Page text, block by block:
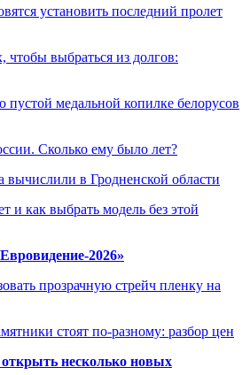
установить последний пролет
чтобы выбраться из долгов:
пустой медальной копилке белорусов
Сколько ему было лет?
вычислили в Гродненской области
и как выбрать модель без этой
2026»
прозрачную стрейч пленку на
стоят по-разному: разбор цен
несколько новых